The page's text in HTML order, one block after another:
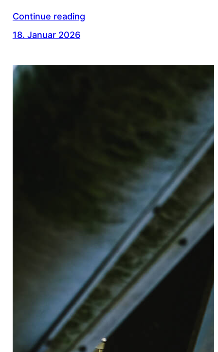
Continue reading
18. Januar 2026